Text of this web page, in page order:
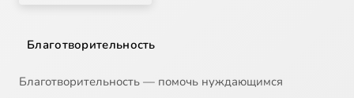
Благотворительность
Благотворительность — помочь нуждающимся